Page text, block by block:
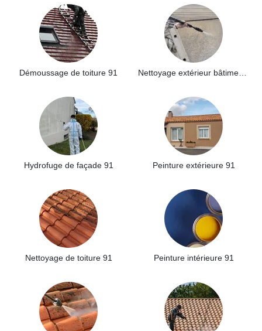
Démoussage de toiture 91
Hydrofuge de façade 91 Peinture extérieure 91
Nettoyage de toiture 91 Peinture intérieure 91